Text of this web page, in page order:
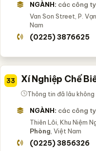
NGÀNH: các công
Van Son Street, P.
Nam
(0225) 3876625
33 Xí Nghiệp Chế
Thông tin đã lâu
NGÀNH: các công
Thiên Lôi, Khu Niệm
Phòng , Việt Nam
(0225) 3856326